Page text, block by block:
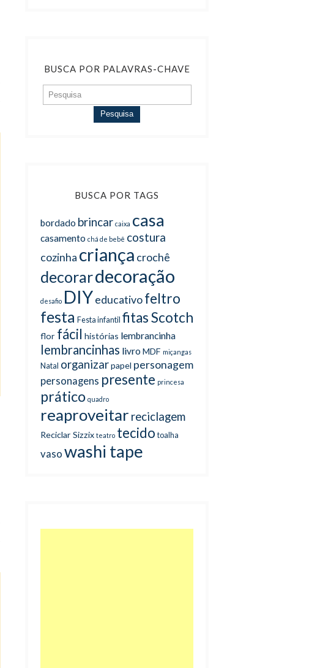
BUSCA POR PALAVRAS-CHAVE
Pesquisa
BUSCA POR TAGS
bordado brincar caixa casa
casamento chá de bebê costura
cozinha criança crochê
decorardecoração
desafio DIYeducativofeltro
festa Festa infantil fitas Scotch
flor fácil histórias lembrancinha
lembrancinhas livro MDF miçangas
Natal organizarpapel personagem
personagens presente princesa
prático quadro
reaproveitar reciclagem
Reciclar Sizzix teatro tecido toalha
vaso washi tape